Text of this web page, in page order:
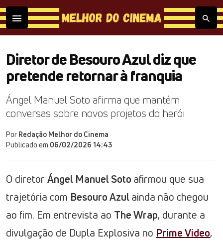
Diretor de Besouro Azul diz que
pretende retornar à franquia
Ángel Manuel Soto afirma que mantém
conversas sobre novos projetos do herói
Por Redação Melhor do Cinema
Publicado em 06/02/2026 14:43
O diretor Ángel Manuel Soto afirmou que sua
trajetória com Besouro Azulainda não chegou
ao fim. Em entrevista ao The Wrap, durante a
divulgação de Dupla Explosiva no Prime Video,